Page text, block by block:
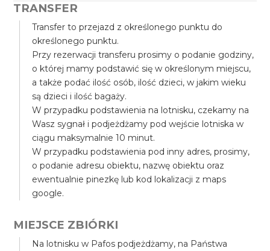
TRANSFER
Transfer to przejazd z określonego punktu do
określonego punktu.
Przy rezerwacji transferu prosimy o podanie godziny,
o której mamy podstawić się w określonym miejscu,
a także podać ilość osób, ilość dzieci, w jakim wieku
są dzieci i ilość bagaży.
W przypadku podstawienia na lotnisku, czekamy na
Wasz sygnał i podjeżdżamy pod wejście lotniska w
ciągu maksymalnie 10 minut.
W przypadku podstawienia pod inny adres, prosimy,
o podanie adresu obiektu, nazwę obiektu oraz
ewentualnie pinezkę lub kod lokalizacji z maps
google.
MIEJSCE ZBIÓRKI
Na lotnisku w Pafos podjeżdżamy, na Państwa